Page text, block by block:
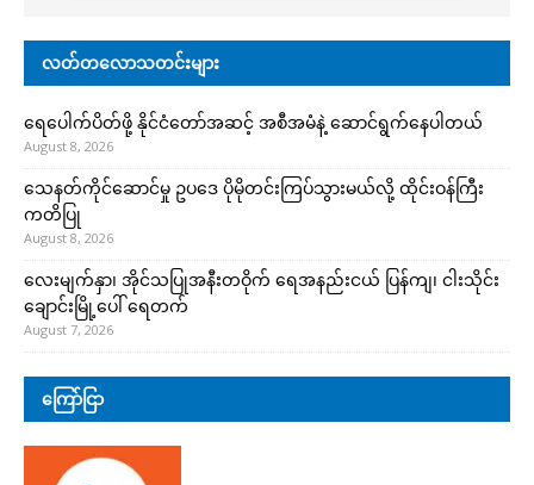
လတ်တလောသတင်းများ
ရေပေါက်ပိတ်ဖို့ နိုင်ငံတော်အဆင့် အစီအမံနဲ့ ဆောင်ရွက်နေပါတယ်
August 8, 2026
သေနတ်ကိုင်ဆောင်မှု ဥပဒေ ပိုမိုတင်းကြပ်သွားမယ်လို့ ထိုင်းဝန်ကြီး
ကတိပြု
August 8, 2026
လေးမျက်နှာ၊ အိုင်သပြုအနီးတဝိုက် ရေအနည်းငယ် ပြန်ကျ၊ ငါးသိုင်း
ချောင်းမြို့ပေါ် ရေတက်
August 7, 2026
ကြော်ငြာ